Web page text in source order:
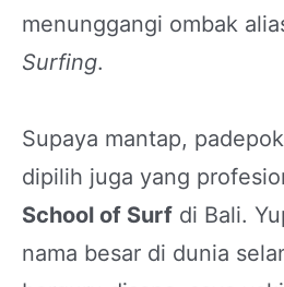
menunggangi ombak
Surfing.
Supaya mantap,
dipilih juga yang
School of Surf di Bali.
nama besar di dunia